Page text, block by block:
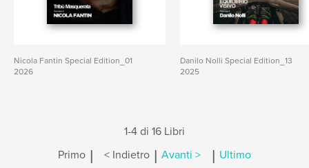
Nicola Fantin Special Edition_01
2026
Danilo Nolli Special Edition_13
2025
1-4 di 16 Libri
Primo | < Indietro | Avanti > | Ultimo